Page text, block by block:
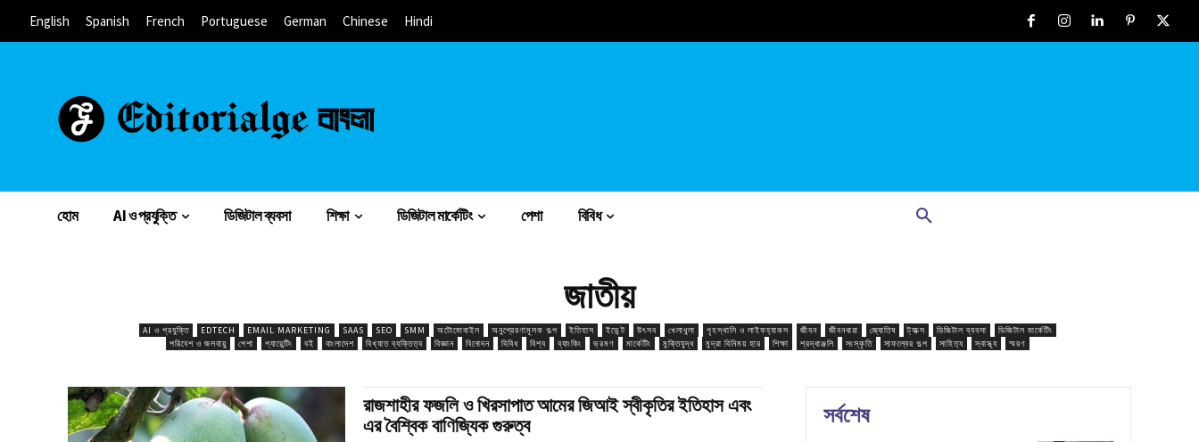
English Spanish French Portuguese German Chinese Hindi
হোম AI ও প্রযুক্তি ডিজিটাল ব্যবসা শিক্ষা ডিজিটাল মার্কেটিং পেশা বিবিধ
জাতীয়
AI ও প্রযুক্তি EDTECH EMAIL MARKETING SAAS SEO SMM অটোমোবাইল অনুপ্রেরণামূলক গল্প ইতিহাস ইভেন্ট উৎসব খেলাধুলা গৃহস্থালি ও লাইফহ্যাকস জীবন জীবনধারা জ্যোতিষ ট্যাক্স ডিজিটাল ব্যবসা
ডিজিটাল মার্কেটিং
পরিবেশ ও জলবায়ু
পেশা প্যারেন্টিং বই বাংলাদেশ বিখ্যাত ব্যক্তিত্ব বিজ্ঞান বিনোদন বিবিধ বিশ্ব ব্যাংকিং ভ্রমণ মার্কেটিং মুক্তিযুদ্ধ মুদ্রা বিনিময় হার শিক্ষা শ্রদ্ধাঞ্জলি সংস্কৃতি সাফল্যের গল্প সাহিত্য স্বাস্থ্য স্মরণ
রাজশাহীর ফজলি ও খিরসাপাত আমের জিআই স্বীকৃতির ইতিহাস এবং
এর বৈশ্বিক বাণিজ্যিক গুরুত্ব
সর্বশেষ